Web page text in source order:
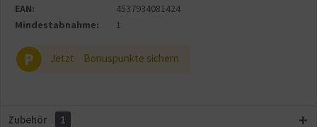
EAN:
4537934081424
Mindestabnahme:
1
P Jetzt Bonuspunkte sichern
Zubehör 1
Sonstige